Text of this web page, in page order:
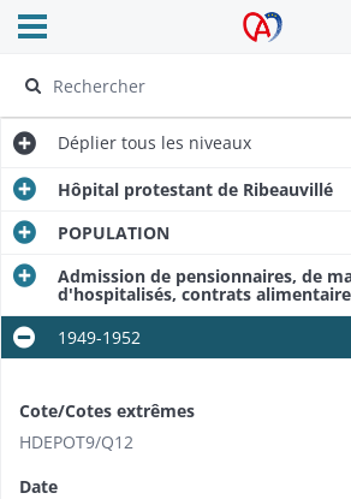
Archives Alsace -
Ouvrir le menu déroulant
Déplier tous les niveaux
Hôpital protestant de Ribeauvillé
POPULATION
Admission de pensionnaires, de
d'hospitalisés, contrats
1949-1952
Cote/Cotes extrêmes
HDEPOT9/​Q12
Date